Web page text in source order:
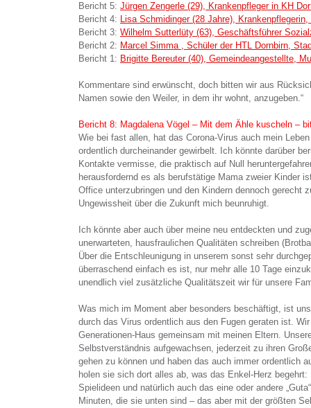
Bericht 5: Jürgen Zengerle (29), Krankenpfleger in KH
Bericht 4: Lisa Schmidinger (28 Jahre),
Bericht 3: Wilhelm Sutterlüty (63), Geschäftsführer
Bericht 2: Marcel Simma , Schüler der HTL Dornbirn,
Bericht 1: Brigitte Bereuter (40), Gemeindeangestellte,
Kommentare sind erwünscht, doch bitten wir aus
Namen sowie den Weiler, in dem ihr wohnt, anzugeben.“
Bericht 8: Magdalena Vögel – Mit dem Ähle kuscheln –
Wie bei fast allen, hat das Corona-Virus auch mein
ordentlich durcheinander gewirbelt. Ich könnte darüber
Kontakte vermisse, die praktisch auf Null
herausfordernd es als berufstätige Mama zweier Kinder
Office unterzubringen und den Kindern dennoch gerecht
Ungewissheit über die Zukunft mich beunruhigt.
Ich könnte aber auch über meine neu entdeckten und
unerwarteten, hausfraulichen Qualitäten schreiben
Über die Entschleunigung in unserem sonst sehr
überraschend einfach es ist, nur mehr alle 10 Tage
unendlich viel zusätzliche Qualitätszeit wir für unsere
Was mich im Moment aber besonders beschäftigt, ist
durch das Virus ordentlich aus den Fugen geraten ist.
Generationen-Haus gemeinsam mit meinen Eltern.
Selbstverständnis aufgewachsen, jederzeit zu ihren
gehen zu können und haben das auch immer ordentlich
holen sie sich dort alles ab, was das Enkel-Herz
Spielideen und natürlich auch das eine oder andere
Minuten, die sie unten sind – das aber mit der größten